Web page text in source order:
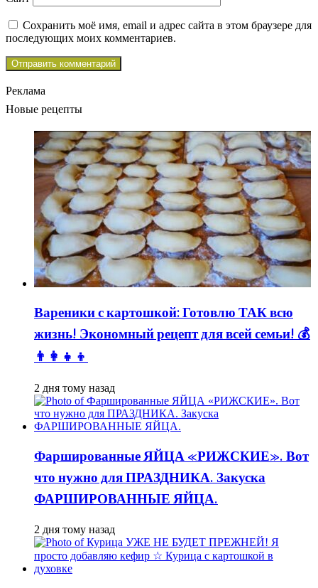
Сохранить моё имя, email и адрес сайта в этом браузере для
последующих моих комментариев.
Реклама
Новые рецепты
Вареники с картошкой: Готовлю ТАК всю
жизнь! Экономный рецепт для всей семьи! 💰
👨👩👧👦
2 дня тому назад
Фаршированные ЯЙЦА «РИЖСКИЕ». Вот
что нужно для ПРАЗДНИКА. Закуска
ФАРШИРОВАННЫЕ ЯЙЦА.
2 дня тому назад